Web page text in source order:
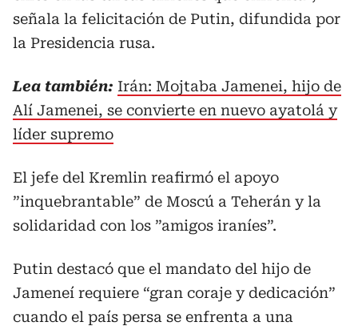
señala la felicitación de Putin, difundida por
la Presidencia rusa.
Lea también: Irán: Mojtaba Jamenei, hijo de
Alí Jamenei, se convierte en nuevo ayatolá y
líder supremo
El jefe del Kremlin reafirmó el apoyo
”inquebrantable” de Moscú a Teherán y la
solidaridad con los ”amigos iraníes”.
Putin destacó que el mandato del hijo de
Jameneí requiere “gran coraje y dedicación”
cuando el país persa se enfrenta a una